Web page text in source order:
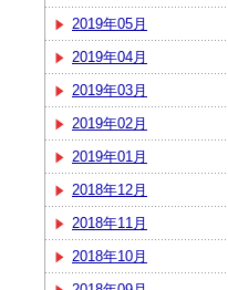
2019年05月
2019年04月
2019年03月
2019年02月
2019年01月
2018年12月
2018年11月
2018年10月